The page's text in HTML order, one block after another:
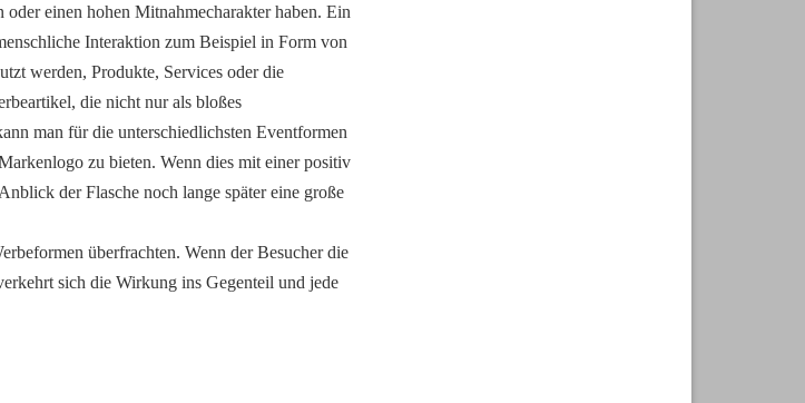
oder einen hohen Mitnahmecharakter haben. Ein
Interaktion zum Beispiel in Form von
werden, Produkte, Services oder die
die nicht nur als bloßes
man für die unterschiedlichsten Eventformen
zu bieten. Wenn dies mit einer positiv
der Flasche noch lange später eine große
überfrachten. Wenn der Besucher die
sich die Wirkung ins Gegenteil und jede